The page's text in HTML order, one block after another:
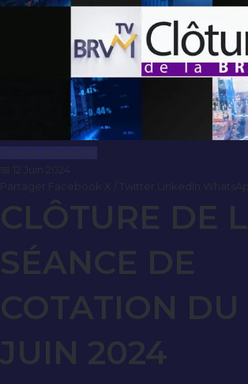
Clôture de Marché
CLÔTURE DE
SÉANCE DE
COTATION DU
JUIN 2024